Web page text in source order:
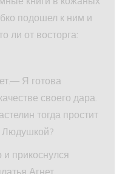
подошел к ним и
ли от восторга:
Я готова
своего дара.
тогда простит
Людушкой?
прикоснулся